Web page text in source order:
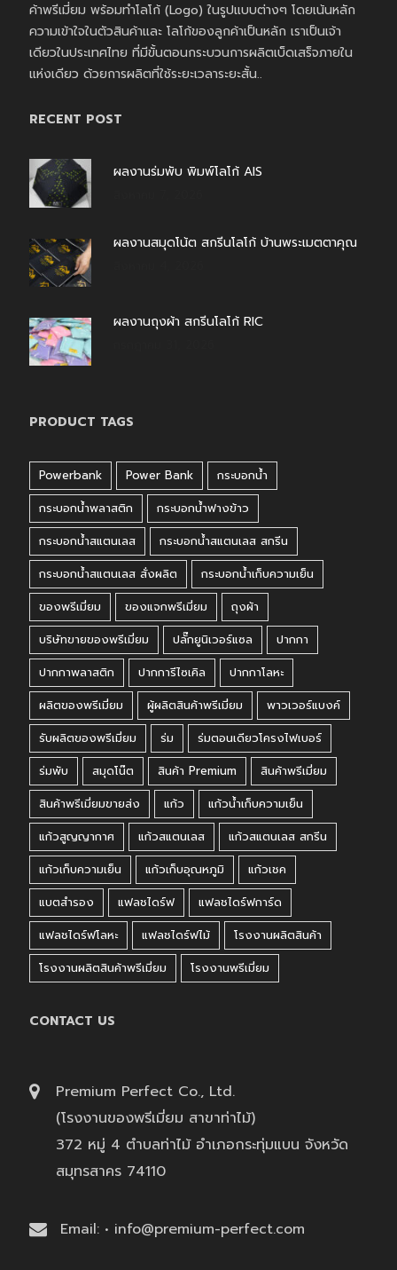
ค้าพรีเมี่ยม พร้อมทำโลโก้ (Logo) ในรูปแบบต่างๆ โดยเน้นหลัก
ความเข้าใจในตัวสินค้าและ โลโก้ของลูกค้าเป็นหลัก เราเป็นเจ้า
เดียวในประเทศไทย ที่มีขั้นตอนกระบวนการผลิตเบ็ดเสร็จภายใน
แห่งเดียว ด้วยการผลิตที่ใช้ระยะเวลาระยะสั้น..
RECENT POST
ผลงานร่มพับ พิมพ์โลโก้ AIS
ผลงานสมุดโน้ต สกรีนโลโก้ บ้านพระเมตตาคุณ
ผลงานถุงผ้า สกรีนโลโก้ RIC
PRODUCT TAGS
Powerbank Power Bank
กระบอกน้ำ
กระบอกน้ำพลาสติก
กระบอกน้ำฟางข้าว
กระบอกน้ำสแตนเลส
กระบอกน้ำสแตนเลส สกรีน
กระบอกน้ำสแตนเลส สั่งผลิต
กระบอกน้ำเก็บความเย็น
ของพรีเมี่ยม
ของแจกพรีเมี่ยม
ถุงผ้า
บริษัทขายของพรีเมี่ยม
ปลั๊กยูนิเวอร์แซล
ปากกา
ปากกาพลาสติก
ปากการีไซเคิล
ปากกาโลหะ
ผลิตของพรีเมี่ยม
ผู้ผลิตสินค้าพรีเมี่ยม
พาวเวอร์แบงค์
รับผลิตของพรีเมี่ยม
ร่ม
ร่มตอนเดียวโครงไฟเบอร์
ร่มพับ
สมุดโน๊ต สินค้า Premium
สินค้าพรีเมี่ยม
สินค้าพรีเมี่ยมขายส่ง
แก้ว
แก้วน้ำเก็บความเย็น
แก้วสูญญากาศ
แก้วสแตนเลส
แก้วสแตนเลส สกรีน
แก้วเก็บความเย็น
แก้วเก็บอุณหภูมิ
แก้วเชค
แบตสำรอง
แฟลชไดร์ฟ
แฟลชไดร์ฟการ์ด
แฟลชไดร์ฟโลหะ
แฟลชไดร์ฟไม้
โรงงานผลิตสินค้า
โรงงานผลิตสินค้าพรีเมี่ยม
โรงงานพรีเมี่ยม
CONTACT US
Premium Perfect Co., Ltd.
(โรงงานของพรีเมี่ยม สาขาท่าไม้)
372 หมู่ 4 ตำบลท่าไม้ อำเภอกระทุ่มแบน จังหวัด
สมุทรสาคร 74110
Email: • info@premium-perfect.com